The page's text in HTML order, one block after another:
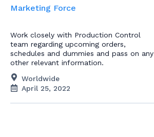
Marketing Force
Work closely with Production Control
team regarding upcoming orders,
schedules and dummies and pass on any
other relevant information.
Worldwide
April 25, 2022